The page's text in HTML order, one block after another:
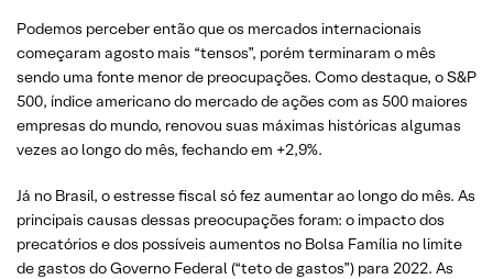
Podemos perceber então que os mercados internacionais
começaram agosto mais “tensos”, porém terminaram o mês
sendo uma fonte menor de preocupações. Como destaque, o S&P
500, índice americano do mercado de ações com as 500 maiores
empresas do mundo, renovou suas máximas históricas algumas
vezes ao longo do mês, fechando em +2,9%.
Já no Brasil, o estresse fiscal só fez aumentar ao longo do mês. As
principais causas dessas preocupações foram: o impacto dos
precatórios e dos possíveis aumentos no Bolsa Família no limite
de gastos do Governo Federal (“teto de gastos”) para 2022. As